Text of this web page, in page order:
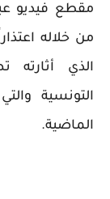
مقطع فيديو
من خلاله
الذي أثارته
التونسية
الماضية.